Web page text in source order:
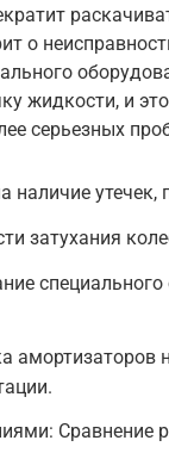
о
жидкости, и
серьезных
наличие утечек,
затухания
амортизаторов
Сравнение